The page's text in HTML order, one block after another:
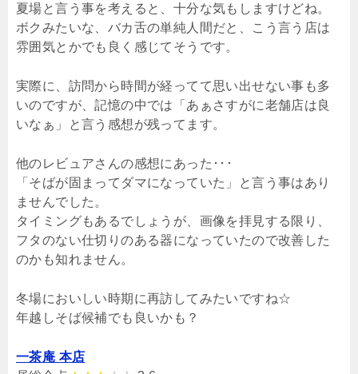
夏場と言う事を考えると、十分な気もしますけどね。
ボクみたいな、バカ舌の単純人間だと、こう言う店は
雰囲気とかでも良く感じてそうです。
実際に、訪問から時間が経ってて思い出せない事も多
いのですが、記憶の中では「あぁさすがに老舗店は良
いなぁ」と言う感想が残ってます。
他のレビュアさんの感想にあった･･･
「そばが固まってダマになっていた」と言う事はあり
ませんでした。
タイミングもあるでしょうが、画像を拝見する限り、
フタのない仕切りのある器になっていたので改善した
のかも知れません。
冬場においしい時期に再訪してみたいですね☆
年越しそば候補でも良いかも？
一茶庵 本店